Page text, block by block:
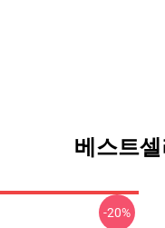
베스트
-20%